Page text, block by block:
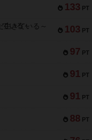
133 PT
103 PT
きている～
97 PT
91 PT
91 PT
88 PT